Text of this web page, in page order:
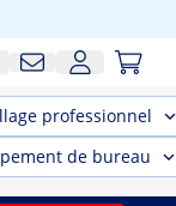
professionnel
de bureau